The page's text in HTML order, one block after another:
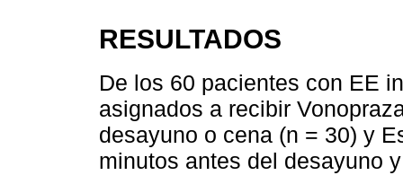
RESULTADOS
De los 60 pacientes con EE
asignados a recibir
desayuno o cena (n = 30) y
minutos antes del desayuno